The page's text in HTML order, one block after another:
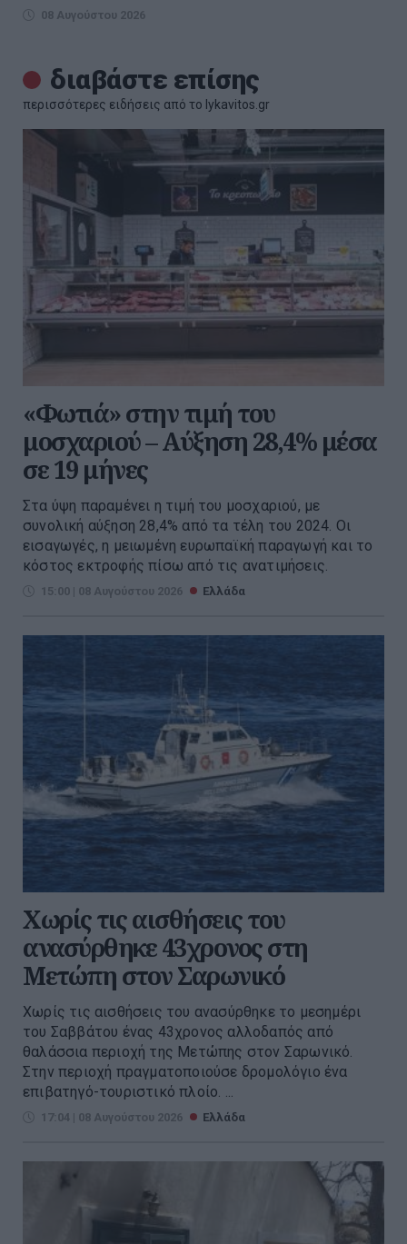
08 Αυγούστου 2026
διαβάστε επίσης
περισσότερες ειδήσεις από το lykavitos.gr
«Φωτιά» στην τιμή του
μοσχαριού – Αύξηση 28,4% μέσα
σε 19 μήνες
Στα ύψη παραμένει η τιμή του μοσχαριού, με
συνολική αύξηση 28,4% από τα τέλη του 2024. Οι
εισαγωγές, η μειωμένη ευρωπαϊκή παραγωγή και το
κόστος εκτροφής πίσω από τις ανατιμήσεις.
15:00 | 08 Αυγούστου 2026 Ελλάδα
Χωρίς τις αισθήσεις του
ανασύρθηκε 43χρονος στη
Μετώπη στον Σαρωνικό
Χωρίς τις αισθήσεις του ανασύρθηκε το μεσημέρι
του Σαββάτου ένας 43χρονος αλλοδαπός από
θαλάσσια περιοχή της Μετώπης στον Σαρωνικό.
Στην περιοχή πραγματοποιούσε δρομολόγιο ένα
επιβατηγό-τουριστικό πλοίο. ...
17:04 | 08 Αυγούστου 2026 Ελλάδα